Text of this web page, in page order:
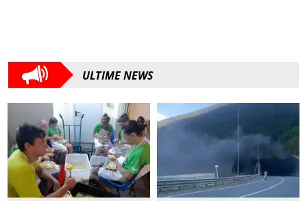
ULTIME NEWS